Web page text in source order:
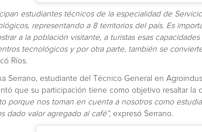
estudiantes técnicos de la especialidad de
representando a 8 territorios del país. Es
a la población visitante, a turistas esas
tecnológicos y por otra parte, también se
Ríos.
Serrano, estudiante del Técnico General en
que su participación tiene como objetivo resaltar la
porque nos toman en cuenta a nosotros como
dado valor agregado al café”, expresó Serrano.